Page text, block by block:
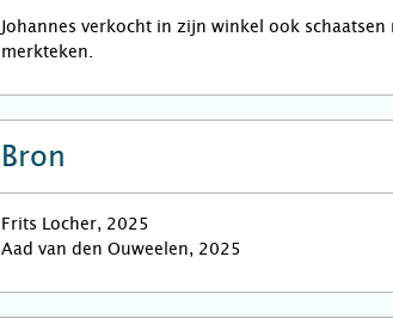
Johannes verkocht in zijn winkel ook schaatsen
merkteken.
Bron
Frits Locher, 2025
Aad van den Ouweelen, 2025